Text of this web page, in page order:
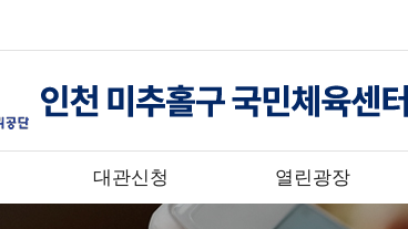
대관신청 열린광장